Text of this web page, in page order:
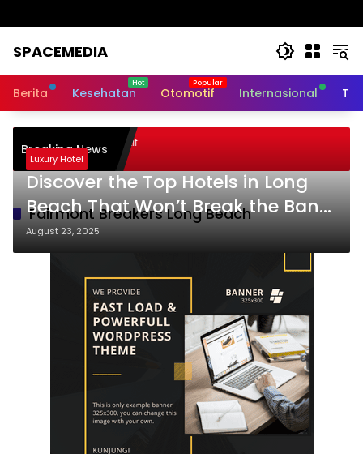
SPACEMEDIA
Berita Kesehatan Otomotif Internasional
Breaking News
Pembelajaran Aktif
Sukses
Fairmont Breakers Long Beach
Luxury Hotel
Discover the Top Hotels in Long
Beach That Won’t Break the Bank
– Your Ultimate Guide!
August 23, 2025